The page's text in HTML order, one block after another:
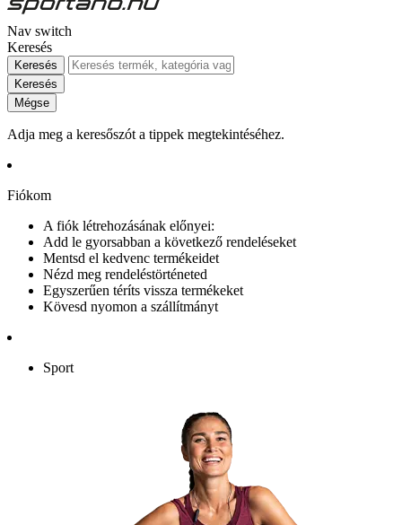
Nav switch
Keresés
Keresés
Keresés
Mégse
Adja meg a keresőszót a tippek megtekintéséhez.
Fiókom
A fiók létrehozásának előnyei:
Add le gyorsabban a következő rendeléseket
Mentsd el kedvenc termékeidet
Nézd meg rendeléstörténeted
Egyszerűen téríts vissza termékeket
Kövesd nyomon a szállítmányt
Sport